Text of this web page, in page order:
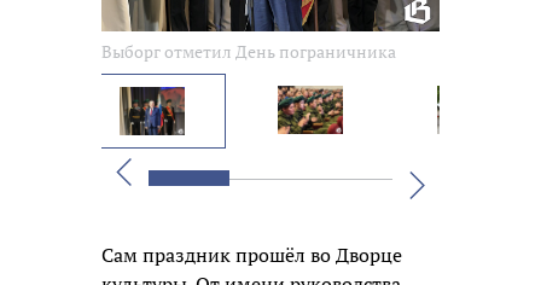
Выборг отметил День пограничника
Назад
Вперед
Сам праздник прошёл во Дворце